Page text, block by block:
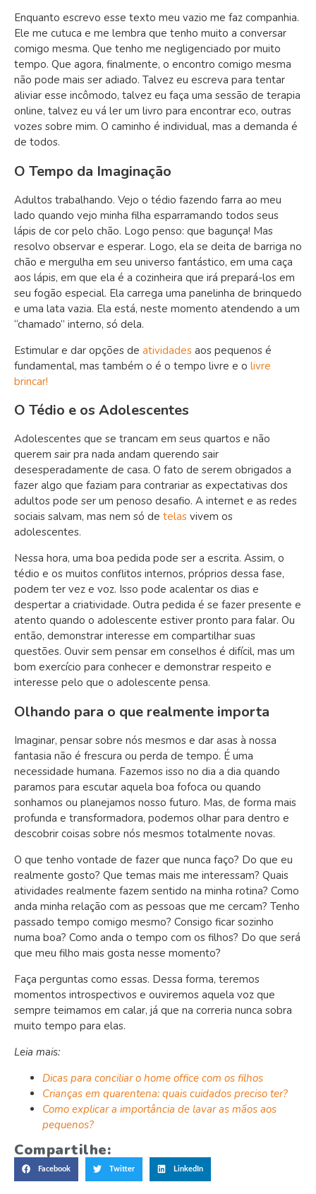
Enquanto escrevo esse texto meu vazio me faz companhia.
Ele me cutuca e me lembra que tenho muito a conversar
comigo mesma. Que tenho me negligenciado por muito
tempo. Que agora, finalmente, o encontro comigo mesma
não pode mais ser adiado. Talvez eu escreva para tentar
aliviar esse incômodo, talvez eu faça uma sessão de terapia
online, talvez eu vá ler um livro para encontrar eco, outras
vozes sobre mim. O caminho é individual, mas a demanda é
de todos.
O Tempo da Imaginação
Adultos trabalhando. Vejo o tédio fazendo farra ao meu
lado quando vejo minha filha esparramando todos seus
lápis de cor pelo chão. Logo penso: que bagunça! Mas
resolvo observar e esperar. Logo, ela se deita de barriga no
chão e mergulha em seu universo fantástico, em uma caça
aos lápis, em que ela é a cozinheira que irá prepará-los em
seu fogão especial. Ela carrega uma panelinha de brinquedo
e uma lata vazia. Ela está, neste momento atendendo a um
“chamado” interno, só dela.
Estimular e dar opções de atividades aos pequenos é
fundamental, mas também o é o tempo livre e o livre
brincar!
O Tédio e os Adolescentes
Adolescentes que se trancam em seus quartos e não
querem sair pra nada andam querendo sair
desesperadamente de casa. O fato de serem obrigados a
fazer algo que faziam para contrariar as expectativas dos
adultos pode ser um penoso desafio. A internet e as redes
sociais salvam, mas nem só de telas vivem os
adolescentes.
Nessa hora, uma boa pedida pode ser a escrita. Assim, o
tédio e os muitos conflitos internos, próprios dessa fase,
podem ter vez e voz. Isso pode acalentar os dias e
despertar a criatividade. Outra pedida é se fazer presente e
atento quando o adolescente estiver pronto para falar. Ou
então, demonstrar interesse em compartilhar suas
questões. Ouvir sem pensar em conselhos é difícil, mas um
bom exercício para conhecer e demonstrar respeito e
interesse pelo que o adolescente pensa.
Olhando para o que realmente importa
Imaginar, pensar sobre nós mesmos e dar asas à nossa
fantasia não é frescura ou perda de tempo. É uma
necessidade humana. Fazemos isso no dia a dia quando
paramos para escutar aquela boa fofoca ou quando
sonhamos ou planejamos nosso futuro. Mas, de forma mais
profunda e transformadora, podemos olhar para dentro e
descobrir coisas sobre nós mesmos totalmente novas.
O que tenho vontade de fazer que nunca faço? Do que eu
realmente gosto? Que temas mais me interessam? Quais
atividades realmente fazem sentido na minha rotina? Como
anda minha relação com as pessoas que me cercam? Tenho
passado tempo comigo mesmo? Consigo ficar sozinho
numa boa? Como anda o tempo com os filhos? Do que será
que meu filho mais gosta nesse momento?
Faça perguntas como essas. Dessa forma, teremos
momentos introspectivos e ouviremos aquela voz que
sempre teimamos em calar, já que na correria nunca sobra
muito tempo para elas.
Leia mais:
Dicas para conciliar o home office com os filhos
Crianças em quarentena: quais cuidados preciso ter?
Como explicar a importância de lavar as mãos aos
pequenos?
Compartilhe:
Facebook Twitter LinkedIn